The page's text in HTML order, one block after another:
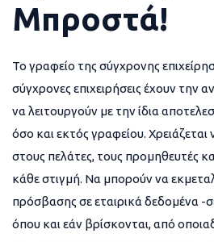
Μπροστά!
Το γραφείο της σύγχρονης
σύγχρονες επιχειρήσεις έχουν την
να λειτουργούν με την ίδια
όσο και εκτός γραφείου.
στους πελάτες, τους προμηθευτές
κάθε στιγμή. Να μπορούν να
πρόσβασης σε εταιρικά δεδομένα -
όπου και εάν βρίσκονται, από